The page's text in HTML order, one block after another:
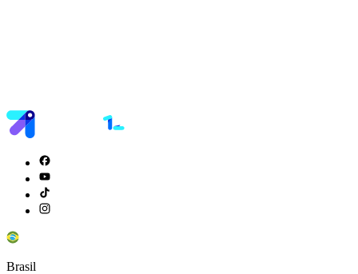
Brasil